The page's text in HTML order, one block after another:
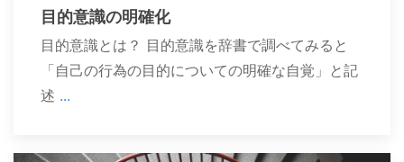
目的意識の明確化
目的意識とは？ 目的意識を辞書で調べてみると
「自己の行為の目的についての明確な自覚」と記
述 ...